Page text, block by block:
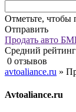
Отметьте, чтобы
Отправить
Продать авто
Средний
0 отзывов
avtoaliance.ru »
Avtoaliance.ru